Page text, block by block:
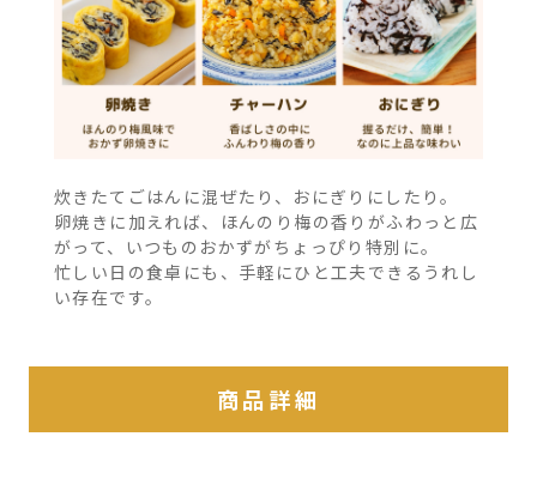
炊きたてごはんに混ぜたり、おにぎりにしたり。
卵焼きに加えれば、ほんのり梅の香りがふわっと広
がって、いつものおかずがちょっぴり特別に。
忙しい日の食卓にも、手軽にひと工夫できるうれし
い存在です。
商品詳細